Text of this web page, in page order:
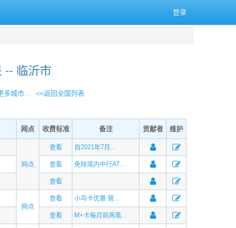
登录
-- 临沂市
多城市... <<返回全国列表
网点 收费标准 备注 贡献者 维护
网点
查看 自2021年7月...
查看 免除境内中行AT...
查看
网点
查看 小鸟卡优惠 管...
查看 M+卡每月前两笔...